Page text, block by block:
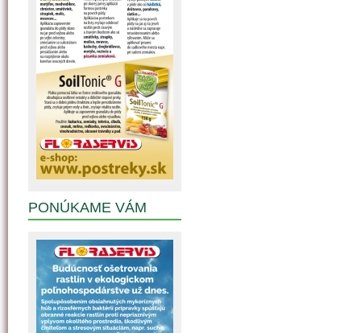
PONÚKAME VÁM